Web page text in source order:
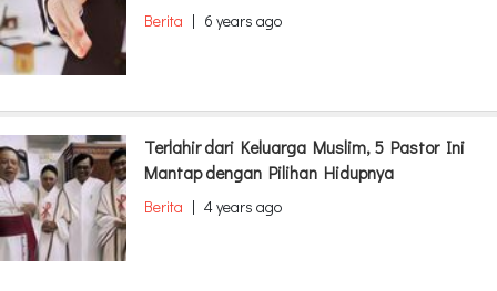
Berita | 6 years ago
Terlahir dari Keluarga Muslim, 5 Pastor Ini
Mantap dengan Pilihan Hidupnya
Berita | 4 years ago